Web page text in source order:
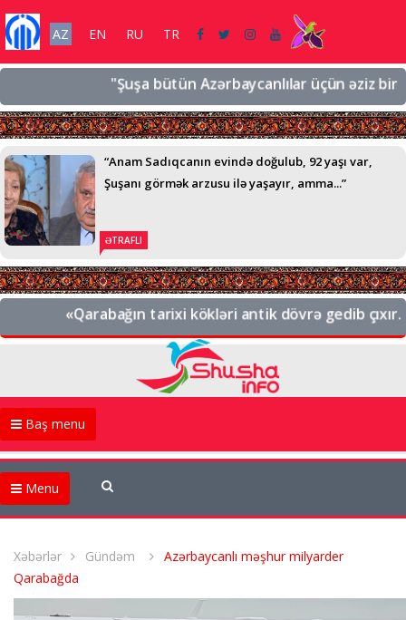
AZ EN RU TR
"Şuşa bütün Azərbaycanlılar üçün əziz bir
“Anam Sadıqcanın evində doğulub, 92 yaşı var,
Şuşanı görmək arzusu ilə yaşayır, amma...”
ƏTRAFLI
«Qarabağın tarixi kökləri antik dövrə gedib çıxır.
Baş menu
Menu
Xəbərlər Gündəm
Azərbaycanlı məşhur milyarder
Qarabağda